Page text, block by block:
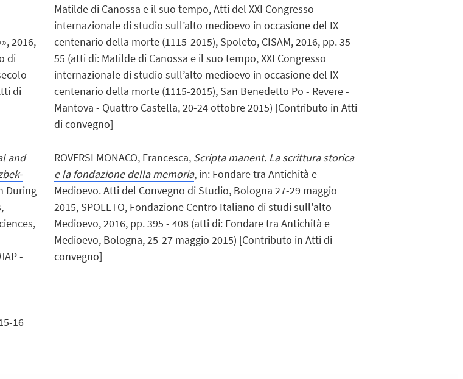
2016,
di
di
Matilde di Canossa e il suo tempo, Atti del XXI Congresso
internazionale di studio sull’alto medioevo in occasione del IX
centenario della morte (1115-2015), Spoleto, CISAM, 2016, pp. 35 -
55 (atti di: Matilde di Canossa e il suo tempo, XXI Congresso
internazionale di studio sull’alto medioevo in occasione del IX
centenario della morte (1115-2015), San Benedetto Po - Revere -
Mantova - Quattro Castella, 20-24 ottobre 2015) [Contributo in Atti
di convegno]
and
During
-
16
ROVERSI MONACO, Francesca, Scripta manent. La scrittura storica
e la fondazione della memoria, in: Fondare tra Antichità e
Medioevo. Atti del Convegno di Studio, Bologna 27-29 maggio
2015, SPOLETO, Fondazione Centro Italiano di studi sull'alto
Medioevo, 2016, pp. 395 - 408 (atti di: Fondare tra Antichità e
Medioevo, Bologna, 25-27 maggio 2015) [Contributo in Atti di
convegno]